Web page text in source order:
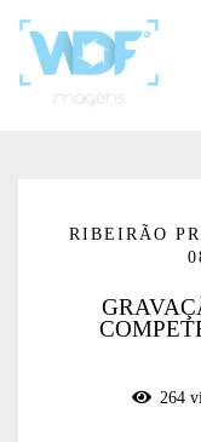
RIBEIRÃO
264